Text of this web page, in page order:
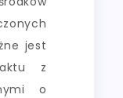
jest
z
o